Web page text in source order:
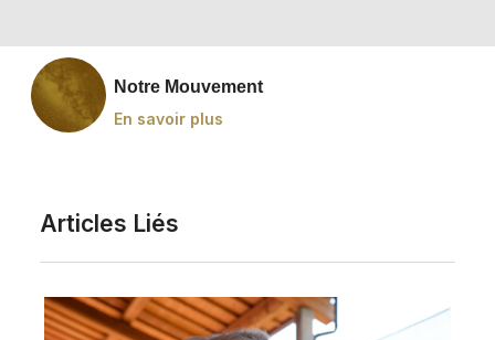
Notre Mouvement
En savoir plus
Articles Liés